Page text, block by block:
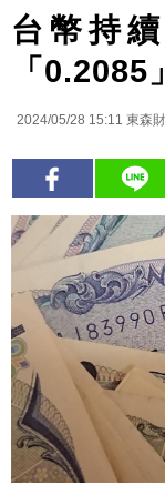
台幣持
「
2024/05/28 15:11 東森